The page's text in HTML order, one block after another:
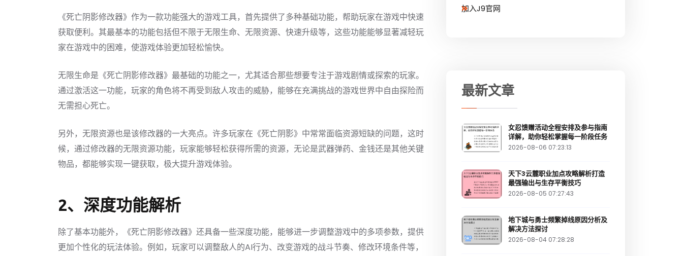
《死亡阴影修改器》作为一款功能强大的游戏工具，首先提供了多种基础功能，帮助玩家在游戏中快速
获取便利。其最基本的功能包括但不限于无限生命、无限资源、快速升级等，这些功能能够显著减轻玩
家在游戏中的困难，使游戏体验更加轻松愉快。
无限生命是《死亡阴影修改器》最基础的功能之一，尤其适合那些想要专注于游戏剧情或探索的玩家。
通过激活这一功能，玩家的角色将不再受到敌人攻击的威胁，能够在充满挑战的游戏世界中自由探险而
无需担心死亡。
另外，无限资源也是该修改器的一大亮点。许多玩家在《死亡阴影》中常常面临资源短缺的问题，这时
候，通过修改器的无限资源功能，玩家能够轻松获得所需的资源，无论是武器弹药、金钱还是其他关键
物品，都能够实现一键获取，极大提升游戏体验。
2、深度功能解析
除了基本功能外，《死亡阴影修改器》还具备一些深度功能，能够进一步调整游戏中的多项参数，提供
更加个性化的玩法体验。例如，玩家可以调整敌人的AI行为、改变游戏的战斗节奏、修改环境条件等，
加入J9官网
最新文章
女忍馈赠活动全程安排及参与指南
详解，助你轻松掌握每一阶段任务
2026-08-06 07:23:13
天下3云麓职业加点攻略解析打造
最强输出与生存平衡技巧
2026-08-05 07:27:43
地下城与勇士频繁掉线原因分析及
解决方法探讨
2026-08-04 07:28:28